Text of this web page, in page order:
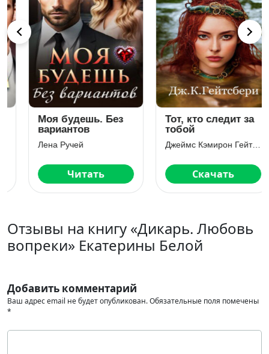
Моя будешь. Без
вариантов
Лена Ручей
Читать
Тот, кто следит за
тобой
Джеймс Кэмирон Гейтсбери
Скачать
Отзывы на книгу «Дикарь. Любовь
вопреки» Екатерины Белой
Добавить комментарий
Ваш адрес email не будет опубликован.Обязательные поля помечены
*